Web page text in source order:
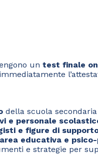
un test finale
della scuola
e personale
e figure di
educativa e
e strategie per